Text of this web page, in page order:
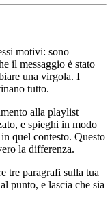
motivi: sono
il messaggio è stato
una virgola. I
tutto.
alla playlist
e spieghi in modo
quel contesto. Questo
la differenza.
tre paragrafi sulla tua
punto, e lascia che sia